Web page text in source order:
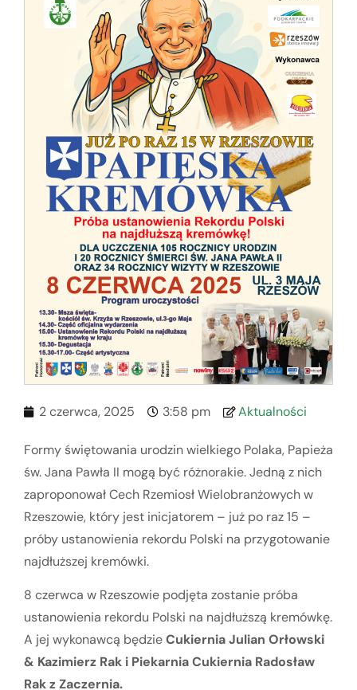
2 czerwca, 2025 3:58 pm Aktualności
Formy świętowania urodzin wielkiego Polaka, Papieża
św. Jana Pawła II mogą być różnorakie. Jedną z nich
zaproponował Cech Rzemiosł Wielobranżowych w
Rzeszowie, który jest inicjatorem – już po raz 15 –
próby ustanowienia rekordu Polski na przygotowanie
najdłuższej kremówki.
8 czerwca w Rzeszowie podjęta zostanie próba
ustanowienia rekordu Polski na najdłuższą kremówkę.
A jej wykonawcą będzieCukiernia Julian Orłowski
& Kazimierz Rak i Piekarnia Cukiernia Radosław
Rak z Zaczernia.